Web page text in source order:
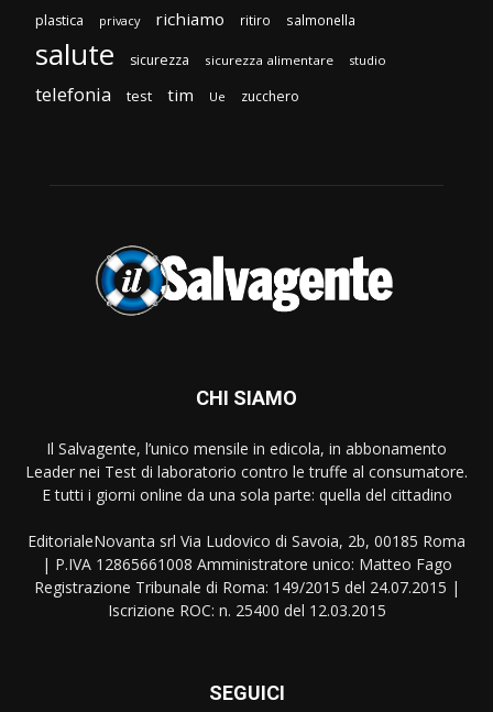
plastica privacy richiamo ritiro salmonella
salute sicurezza sicurezza alimentare studio
telefonia test tim Ue zucchero
CHI SIAMO
Il Salvagente, l’unico mensile in edicola, in abbonamento
Leader nei Test di laboratorio contro le truffe al consumatore.
E tutti i giorni online da una sola parte: quella del cittadino
EditorialeNovanta srl Via Ludovico di Savoia, 2b, 00185 Roma
| P.IVA 12865661008 Amministratore unico: Matteo Fago
Registrazione Tribunale di Roma: 149/2015 del 24.07.2015 |
Iscrizione ROC: n. 25400 del 12.03.2015
SEGUICI